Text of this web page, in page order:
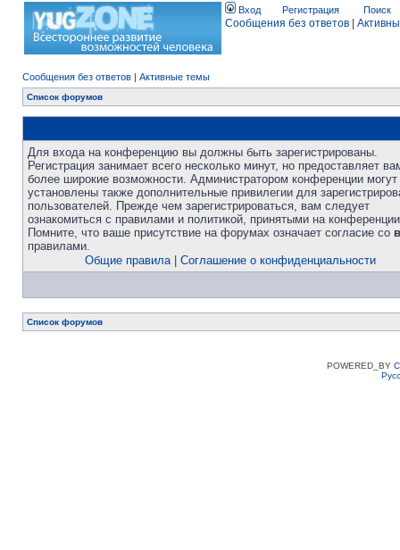
Вход Регистрация Поиск
Сообщения без ответов
Сообщения без ответов | Активные темы
Список форумов
Для входа на конференцию вы должны быть зарегистрированы.
Регистрация занимает всего несколько минут, но предоставляет
более широкие возможности. Администратором конференции
установлены также дополнительные привилегии для
пользователей. Прежде чем зарегистрироваться, вам следует
ознакомиться с правилами и политикой, принятыми на
Помните, что ваше присутствие на форумах означает согласие со
правилами.
Общие правила| Соглашение о конфиденциальности
Список форумов
POWERED_BY